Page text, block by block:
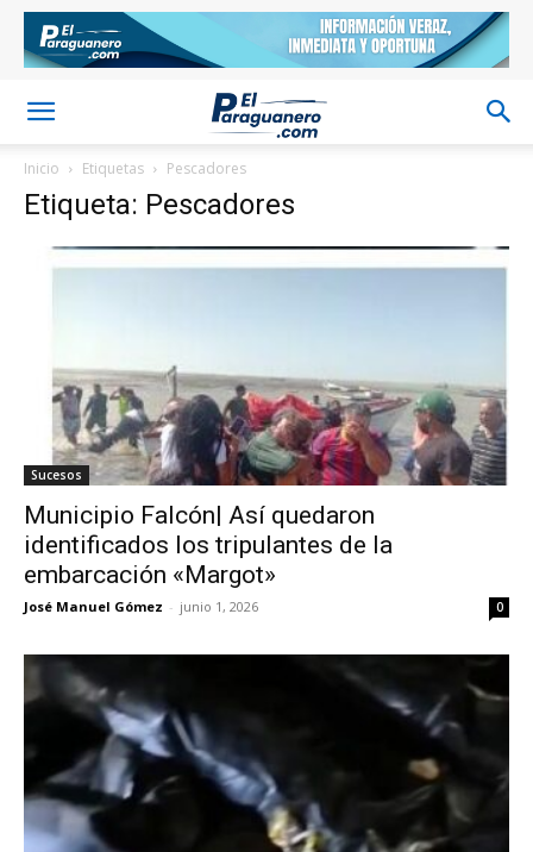
Inicio Etiquetas Pescadores
Etiqueta: Pescadores
Sucesos
Municipio Falcón| Así quedaron
identificados los tripulantes de la
embarcación «Margot»
José Manuel Gómez - junio 1, 2026 0